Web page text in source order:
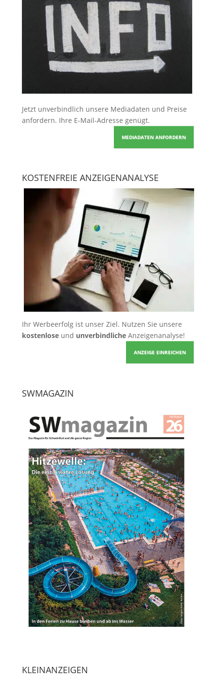
Jetzt unverbindlich unsere Mediadaten und Preise
anfordern. Ihre E-Mail-Adresse genügt.
MEDIADATEN ANFORDERN
KOSTENFREIE ANZEIGENANALYSE
Ihr Werbeerfolg ist unser Ziel. Nutzen Sie unsere
kostenloseund unverbindlicheAnzeigenanalyse!
ANZEIGE EINREICHEN
SWMAGAZIN
KLEINANZEIGEN